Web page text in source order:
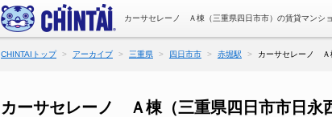
カーサセレーノ Ａ棟（三重県四日市市）の賃貸マンシ
CHINTAIトップ アーカイブ 三重県 四日市市 赤堀駅 カーサセレーノ Ａ
カーサセレーノ Ａ棟（三重県四日市市日永